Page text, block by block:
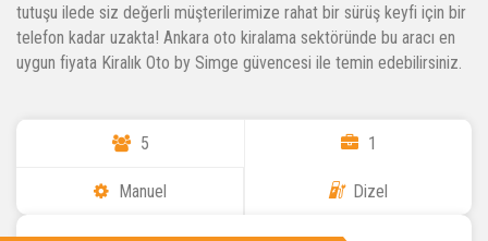
tutuşu ilede siz değerli müşterilerimize rahat bir sürüş keyfi için bir
telefon kadar uzakta! Ankara oto kiralama sektöründe bu aracı en
uygun fiyata Kiralık Oto by Simge güvencesi ile temin edebilirsiniz.
5 1
Manuel Dizel